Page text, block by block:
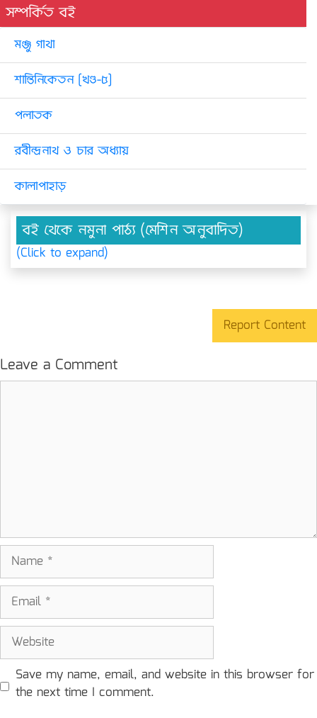
সম্পর্কিত বই
মঞ্জু গাথা
শান্তিনিকেতন [খণ্ড-৫]
পলাতক
রবীন্দ্রনাথ ও চার অধ্যায়
কালাপাহাড়
বই থেকে নমুনা পাঠ্য (মেশিন অনুবাদিত)
(Click to expand)
Report Content
Leave a Comment
Name
Email
Website
Save my name, email, and website in this browser for
the next time I comment.